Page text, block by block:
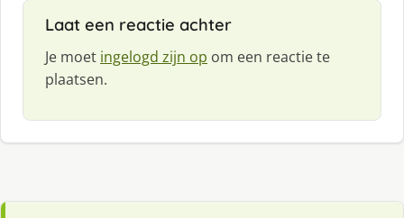
Laat een reactie achter
Je moet ingelogd zijn op om een reactie te
plaatsen.